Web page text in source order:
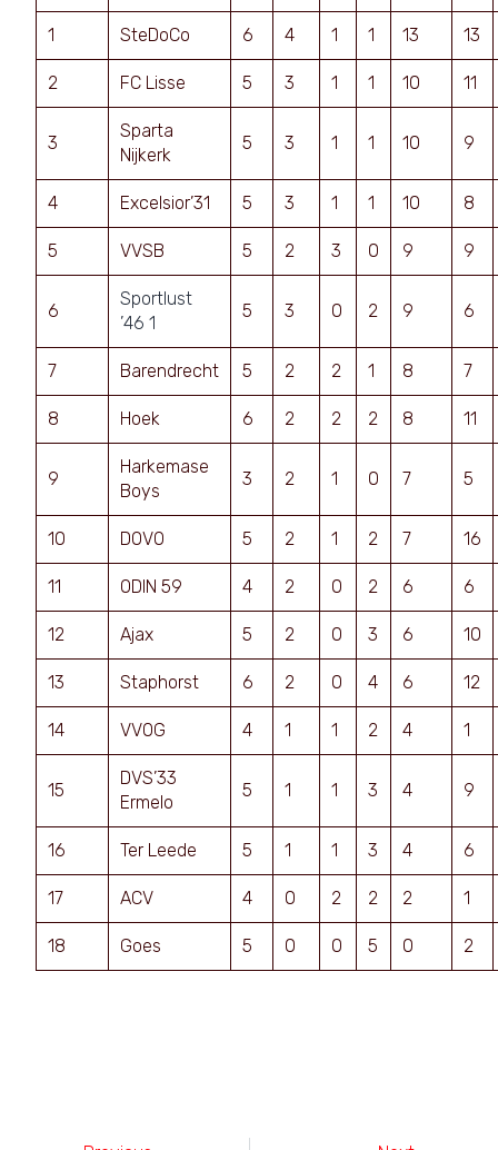
1 SteDoCo 6 4 1 1 13 13
2 FC Lisse 5 3 1 1 10 11
3
Sparta
Nijkerk
5 3 1 1 10 9
4 Excelsior’31 5 3 1 1 10 8
5 VVSB 5 2 3 0 9 9
6
Sportlust
’46 1
5 3 0 2 9 6
7 Barendrecht 5 2 2 1 8 7
8 Hoek 6 2 2 2 8 11
9
Harkemase
Boys
3 2 1 0 7 5
10 DOVO 5 2 1 2 7 16
11 ODIN 59 4 2 0 2 6 6
12 Ajax 5 2 0 3 6 10
13 Staphorst 6 2 0 4 6 12
14 VVOG 4 1 1 2 4 1
15
DVS’33
Ermelo
5 1 1 3 4 9
16 Ter Leede 5 1 1 3 4 6
17 ACV 4 0 2 2 2 1
18 Goes 5 0 0 5 0 2